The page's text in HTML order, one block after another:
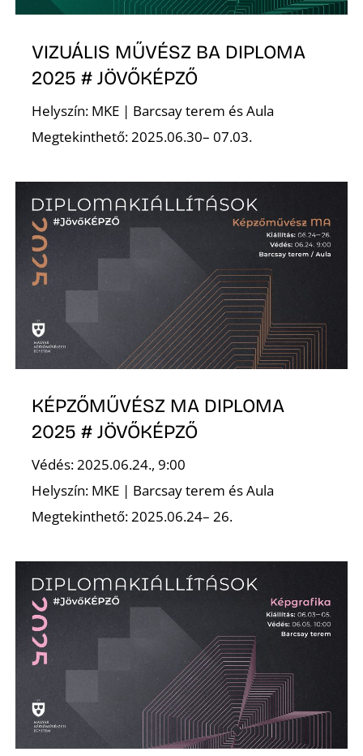
VIZUÁLIS MŰVÉSZ BA DIPLOMA
2025 # JÖVŐKÉPZŐ
Helyszín: MKE | Barcsay terem és Aula
Megtekinthető: 2025.06.30– 07.03.
KÉPZŐMŰVÉSZ MA DIPLOMA
2025 # JÖVŐKÉPZŐ
Védés: 2025.06.24., 9:00
Helyszín: MKE | Barcsay terem és Aula
Megtekinthető: 2025.06.24– 26.